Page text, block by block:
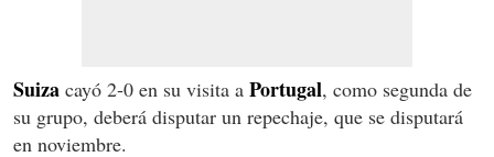
Suiza cayó 2-0 en su visita a Portugal, como segunda de
su grupo, deberá disputar un repechaje, que se disputará
en noviembre.